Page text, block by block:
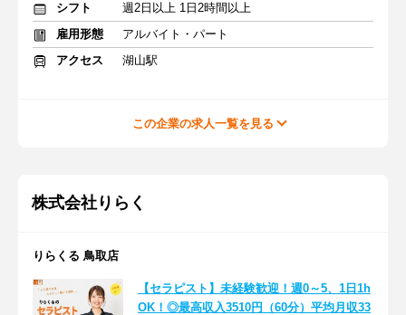
シフト
週2日以上 1日2時間以上
雇用形態
アルバイト・パート
アクセス
湖山駅
この企業の求人一覧を見る
株式会社りらく
りらくる 鳥取店
【セラピスト】未経験歓迎！週0～5、1日1h
OK！◎最高収入3510円（60分）平均月収33